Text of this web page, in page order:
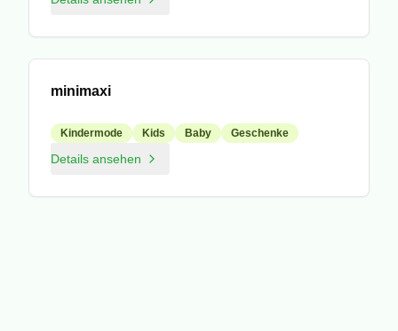
minimaxi
Kindermode Kids Baby Geschenke
Details ansehen